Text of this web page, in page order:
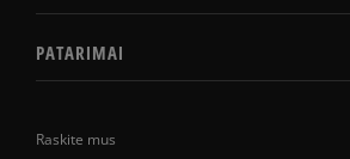
Raskite mus
PATARIMAI